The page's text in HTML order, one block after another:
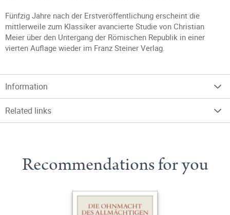
Fünfzig Jahre nach der Erstveröffentlichung erscheint die
mittlerweile zum Klassiker avancierte Studie von Christian
Meier über den Untergang der Römischen Republik in einer
vierten Auflage wieder im Franz Steiner Verlag.
Information
Related links
Recommendations for you